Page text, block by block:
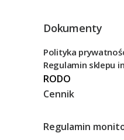
Dokumenty
Polityka
Regulamin sklepu
RODO
Cennik
Regulamin